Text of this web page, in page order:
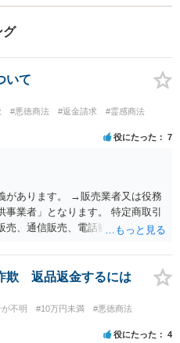
グ
いて
#悪徳商法 #返金請求
#霊感商法
役にたった 7
があります。 →販売業者又は役務
事業者」となります。 特定商取引
売、通信販売、電話勧誘販売な
欺 返品返金するには
不明 #10万円未満
#悪徳商法
役にたった 4